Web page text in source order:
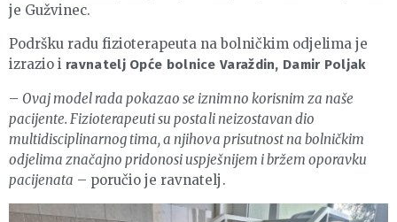
je Gužvinec.
Podršku radu fizioterapeuta na bolničkim odjelima je
izrazio i ravnatelj Opće bolnice Varaždin, Damir Poljak
– Ovaj model rada pokazao se iznimno korisnim za naše
pacijente. Fizioterapeuti su postali neizostavan dio
multidisciplinarnog tima, a njihova prisutnost na bolničkim
odjelima značajno pridonosi uspješnijem i bržem oporavku
pacijenata – poručio je ravnatelj.